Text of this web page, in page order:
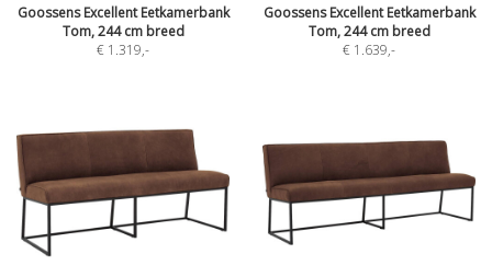
Goossens Excellent Eetkamerbank
Tom, 244 cm breed
€ 1.319,-
Goossens Excellent Eetkamerbank
Tom, 244 cm breed
€ 1.639,-